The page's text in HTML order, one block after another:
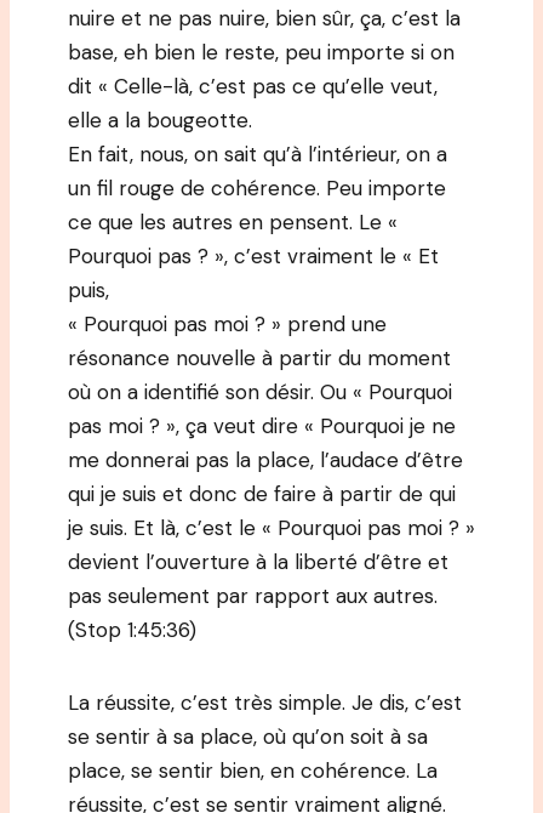
nuire et ne pas nuire, bien sûr, ça, c’est la
base, eh bien le reste, peu importe si on
dit « Celle-là, c’est pas ce qu’elle veut,
elle a la bougeotte.
En fait, nous, on sait qu’à l’intérieur, on a
un fil rouge de cohérence. Peu importe
ce que les autres en pensent. Le «
Pourquoi pas ? », c’est vraiment le « Et
puis,
« Pourquoi pas moi ? » prend une
résonance nouvelle à partir du moment
où on a identifié son désir. Ou « Pourquoi
pas moi ? », ça veut dire « Pourquoi je ne
me donnerai pas la place, l’audace d’être
qui je suis et donc de faire à partir de qui
je suis. Et là, c’est le « Pourquoi pas moi ? »
devient l’ouverture à la liberté d’être et
pas seulement par rapport aux autres.
(Stop 1:45:36)
La réussite, c’est très simple. Je dis, c’est
se sentir à sa place, où qu’on soit à sa
place, se sentir bien, en cohérence. La
réussite, c’est se sentir vraiment aligné.